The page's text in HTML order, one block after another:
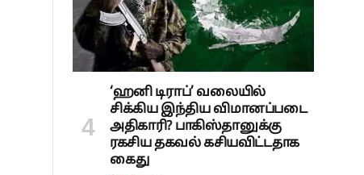
‘ஹனி டிராப்’ வலையில்
சிக்கிய இந்திய விமானப்படை
அதிகாரி? பாகிஸ்தானுக்கு
ரகசிய தகவல் கசியவிட்டதாக
கைது